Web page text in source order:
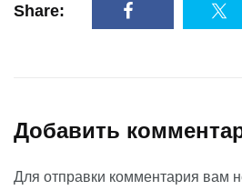
Share:
Добавить
Для отправки комментария вам